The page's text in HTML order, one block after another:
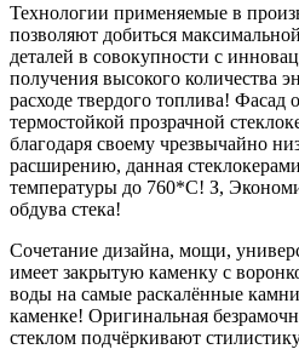
Технологии применяемые в
позволяют добиться
деталей в совокупности с
получения высокого количества
расходе твердого топлива! Фасад
термостойкой прозрачной
благодаря своему чрезвычайно
расширению, данная
температуры до 760*С! З,
обдува стека!
Сочетание дизайна, мощи,
имеет закрытую каменку с
воды на самые раскалённые
каменке! Оригинальная
стеклом подчёркивают